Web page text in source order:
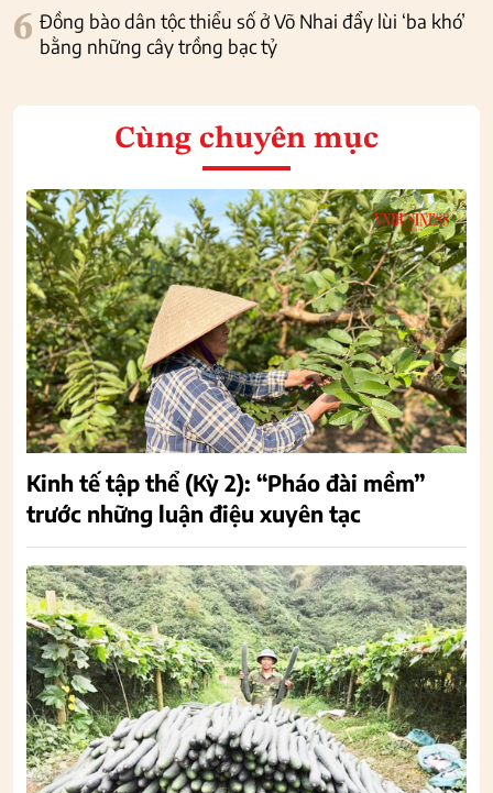
6 Đồng bào dân tộc thiểu số ở Võ Nhai đẩy lùi ‘ba khó’
bằng những cây trồng bạc tỷ
Cùng chuyên mục
Kinh tế tập thể (Kỳ 2): “Pháo đài mềm”
trước những luận điệu xuyên tạc